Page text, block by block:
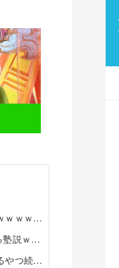
【速報】ダウンタウン浜田、とんでもない発言ｗｗｗｗｗｗｗｗｗｗ 他
【画像】これはデカすぎ！Gバスト美女の正体がぼる塾説ｗｗｗｗ 他
【画像】このトイレのデザインが話題！間違って入るやつ続出www 他